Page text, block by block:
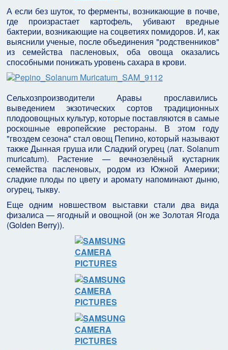
А если без шуток, то ферменты, возникающие в почве,
где произрастает картофель, убивают вредные
бактерии, возникающие на соцветиях помидоров. И, как
выяснили ученые, после объединения "родственников"
из семейства пасленовых, оба овоща оказались
способными понижать уровень сахара в крови.
Сельхозпроизводители Аравы прославились
выведением экзотических сортов традиционных
плодоовощных культур, которые поставляются в самые
роскошные европейские рестораны. В этом году
"гвоздем сезона" стал овощ Пепино, который называют
также Дынная груша или Сладкий огурец (лат. Solanum
muricatum). Растение — вечнозелёный кустарник
семейства пасленовых, родом из Южной Америки;
сладкие плоды по цвету и аромату напоминают дыню,
огурец, тыкву.
Еще одним новшеством выставки стали два вида
физалиса — ягодный и овощной (он же Золотая Ягода
(Golden Berry)).